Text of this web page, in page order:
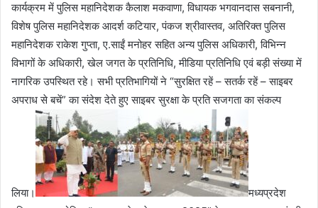
कार्यक्रम में पुलिस महानिदेशक कैलाश मकवाणा, विधायक भगवानदास सबनानी,
विशेष पुलिस महानिदेशक आदर्श कटियार, पंकज श्रीवास्‍तव, अतिरिक्‍त पुलिस
महानिदेशक राकेश गुप्‍ता, ए.साईं मनोहर सहित अन्‍य पुलिस अधिकारी, विभिन्न
विभागों के अधिकारी, खेल जगत के प्रतिनिधि, मीडिया प्रतिनिधि एवं बड़ी संख्या में
नागरिक उपस्थित रहे। सभी प्रतिभागियों ने “सुरक्षित रहें – सतर्क रहें – साइबर
अपराध से बचें” का संदेश देते हुए साइबर सुरक्षा के प्रति सजगता का संकल्प
लिया।
मध्यप्रदेश